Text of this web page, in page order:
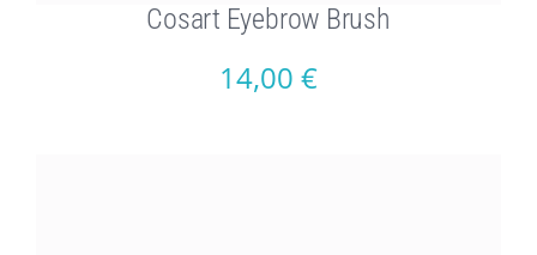
Cosart Eyebrow Brush
14,00 €